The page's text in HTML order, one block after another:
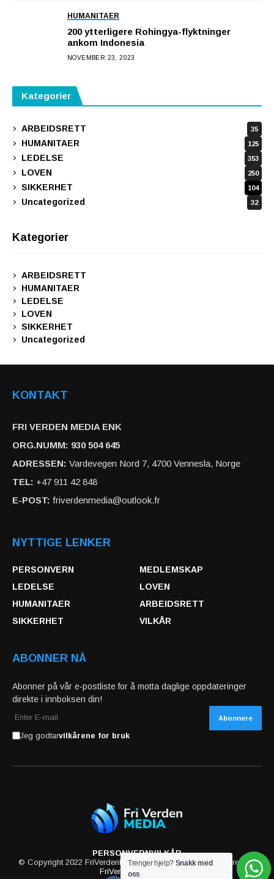
HUMANITAER
200 ytterligere Rohingya-flyktninger
ankom Indonesia
NOVEMBER 23, 2023
Kategorier
ARBEIDSRETT 35
HUMANITAER 125
LEDELSE 353
LOVEN 250
SIKKERHET 104
Uncategorized 32
Kategorier
ARBEIDSRETT
HUMANITAER
LEDELSE
LOVEN
SIKKERHET
Uncategorized
KONTAKT
FRI VERDEN MEDIA ENK
ORG.NUMM: 930 504 645
ADRESSEN: Vardevegen Nord 7, 4700 Vennesla, Norge
TEL: +47 911 42 848
E-POST: friverdenmedia@outlook.fr
NYTTIGE LENKER
PERSONVERN
MEDLEMSKAP
LEDELSE
LOVEN
HUMANITAER
ARBEIDSRETT
SIKKERHET
VILKÅR
ABONNER NÅ
Abonner på vår e-postliste for å motta daglige oppdateringer
direkte i innboksen din!
Jeg godtarvilkårene for bruk
PERSONVERNVILKÅR
© Copyright 2022 FriVerdenMedia. All rights reserved powered by
FriVerdenMedia.com
Trenger hjelp? Snakk med
oss